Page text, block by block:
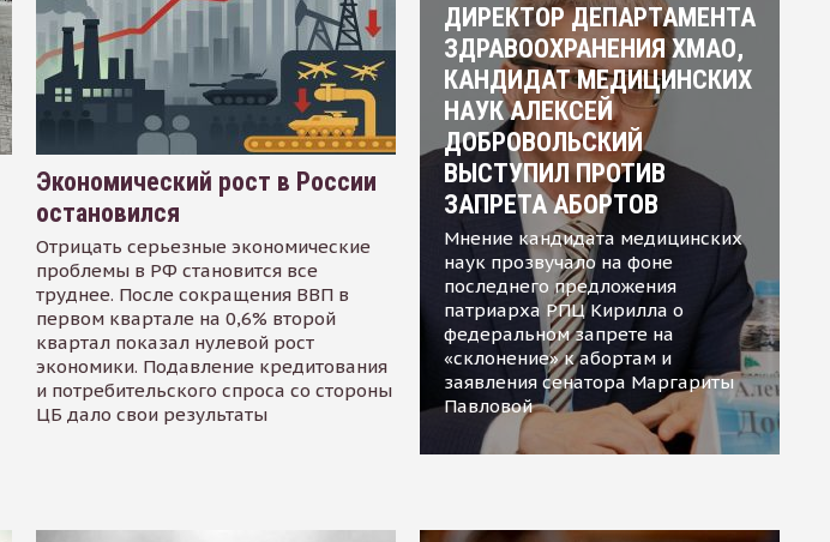
Экономический рост в России
остановился
Отрицать серьезные экономические
проблемы в РФ становится все
труднее. После сокращения ВВП в
первом квартале на 0,6% второй
квартал показал нулевой рост
экономики. Подавление кредитования
и потребительского спроса со стороны
ЦБ дало свои результаты
ДИРЕКТОР ДЕПАРТАМЕНТА
ЗДРАВООХРАНЕНИЯ ХМАО,
КАНДИДАТ МЕДИЦИНСКИХ
НАУК АЛЕКСЕЙ
ДОБРОВОЛЬСКИЙ
ВЫСТУПИЛ ПРОТИВ
ЗАПРЕТА АБОРТОВ
Мнение кандидата медицинских
наук прозвучало на фоне
последнего предложения
патриарха РПЦ Кирилла о
федеральном запрете на
«склонение» к абортам и
заявления сенатора Маргариты
Павловой